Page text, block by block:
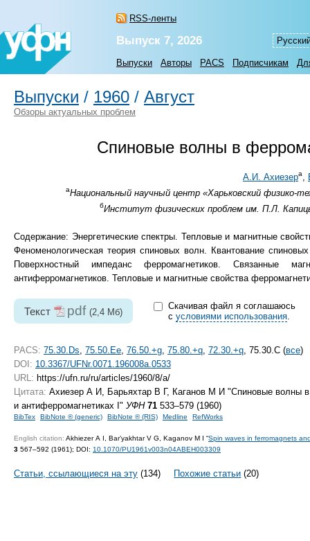
RSS-ленты
Выпуск 7, 2026
Выпуски Авторы PACS Подписчикам
Выпуски / 1960 / Август
Обзоры актуальных проблем
Спиновые волны в
А.И. Ахиезера,
аНациональный научный центр «Харьковский физико-
бИнститут физических проблем им. П.Л.
Содержание: Энергетические спектры. Тепловые и магнитные
Феноменологическая теория спиновых волн. Квантование
Поверхностный импеданс ферромагнетиков. Связанные
антиферромагнетиков. Тепловые и магнитные свойства
Текст pdf (2,4 Мб)
Скачивая файл я соглашаюсь
с условиями использования.
PACS: 75.30.Ds 75.50.Ee 76.50.+g 75.80.+q 72.30.+q , 75.30.C (все)
DOI: 10.3367/UFNr.0071.196008a.0533
URL: https://ufn.ru/ru/articles/1960/8/a/
Цитата: Ахиезер А И, Барьяхтар В Г, Каганов М И "Спиновые волны в
и антиферромагнетиках I" УФН 71 533–579 (1960)
BibTex BibNote ® (generic) BibNote ® (RIS) Medline RefWorks
English citation: Akhiezer A I, Bar’yakhtar V G, Kaganov M I “Spin waves in ferromagnets
3 567–592 (1961); DOI: 10.1070/PU1961v003n04ABEH003309
Статьи, ссылающиеся на эту (134) Похожие статьи (20)